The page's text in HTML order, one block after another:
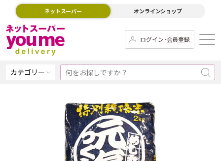
ネットスーパー オンラインショップ
ログイン･会員登録
カテゴリー